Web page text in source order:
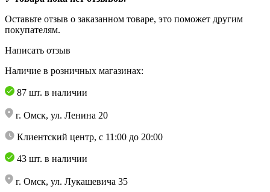
Оставьте отзыв о заказанном товаре, это поможет другим
покупателям.
Написать отзыв
Наличие в розничных магазинах:
87 шт. в наличии
г. Омск, ул. Ленина 20
Клиентский центр, с 11:00 до 20:00
43 шт. в наличии
г. Омск, ул. Лукашевича 35